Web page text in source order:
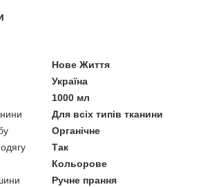
Нове Життя
Україна
1000 мл
Для всіх типів тканини
Органічне
Так
Кольорове
Ручне прання